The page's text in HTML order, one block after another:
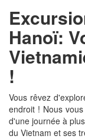
Hanoï:
!
Vous rêvez
endroit ! Nous
d'une journée à
du Vietnam et ses